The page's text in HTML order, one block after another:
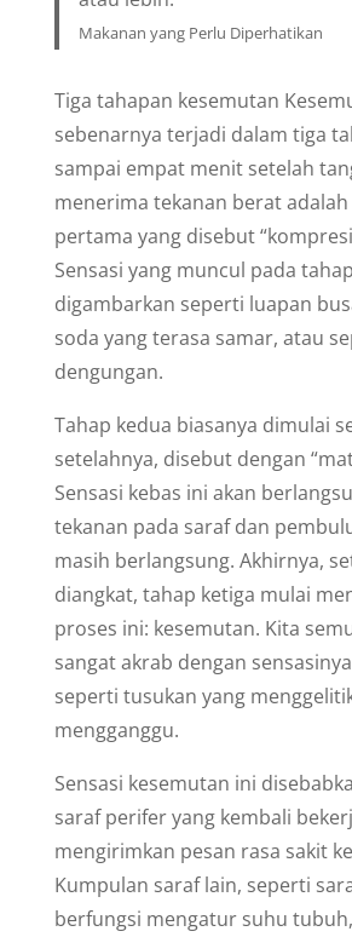
Makanan yang Perlu Diperhatikan
Tiga tahapan kesemutan
sebenarnya terjadi dalam tiga
sampai empat menit setelah
menerima tekanan berat
pertama yang disebut
Sensasi yang muncul pada
digambarkan seperti luapan
soda yang terasa samar, atau
dengungan.
Tahap kedua biasanya dimulai
setelahnya, disebut dengan
Sensasi kebas ini akan
tekanan pada saraf dan
masih berlangsung. Akhirnya,
diangkat, tahap ketiga mulai
proses ini: kesemutan. Kita
sangat akrab dengan
seperti tusukan yang
mengganggu.
Sensasi kesemutan ini
saraf perifer yang kembali
mengirimkan pesan rasa sakit
Kumpulan saraf lain, seperti
berfungsi mengatur suhu